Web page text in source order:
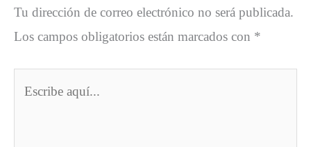
Tu dirección de correo electrónico no será publicada.
Los campos obligatorios están marcados con *